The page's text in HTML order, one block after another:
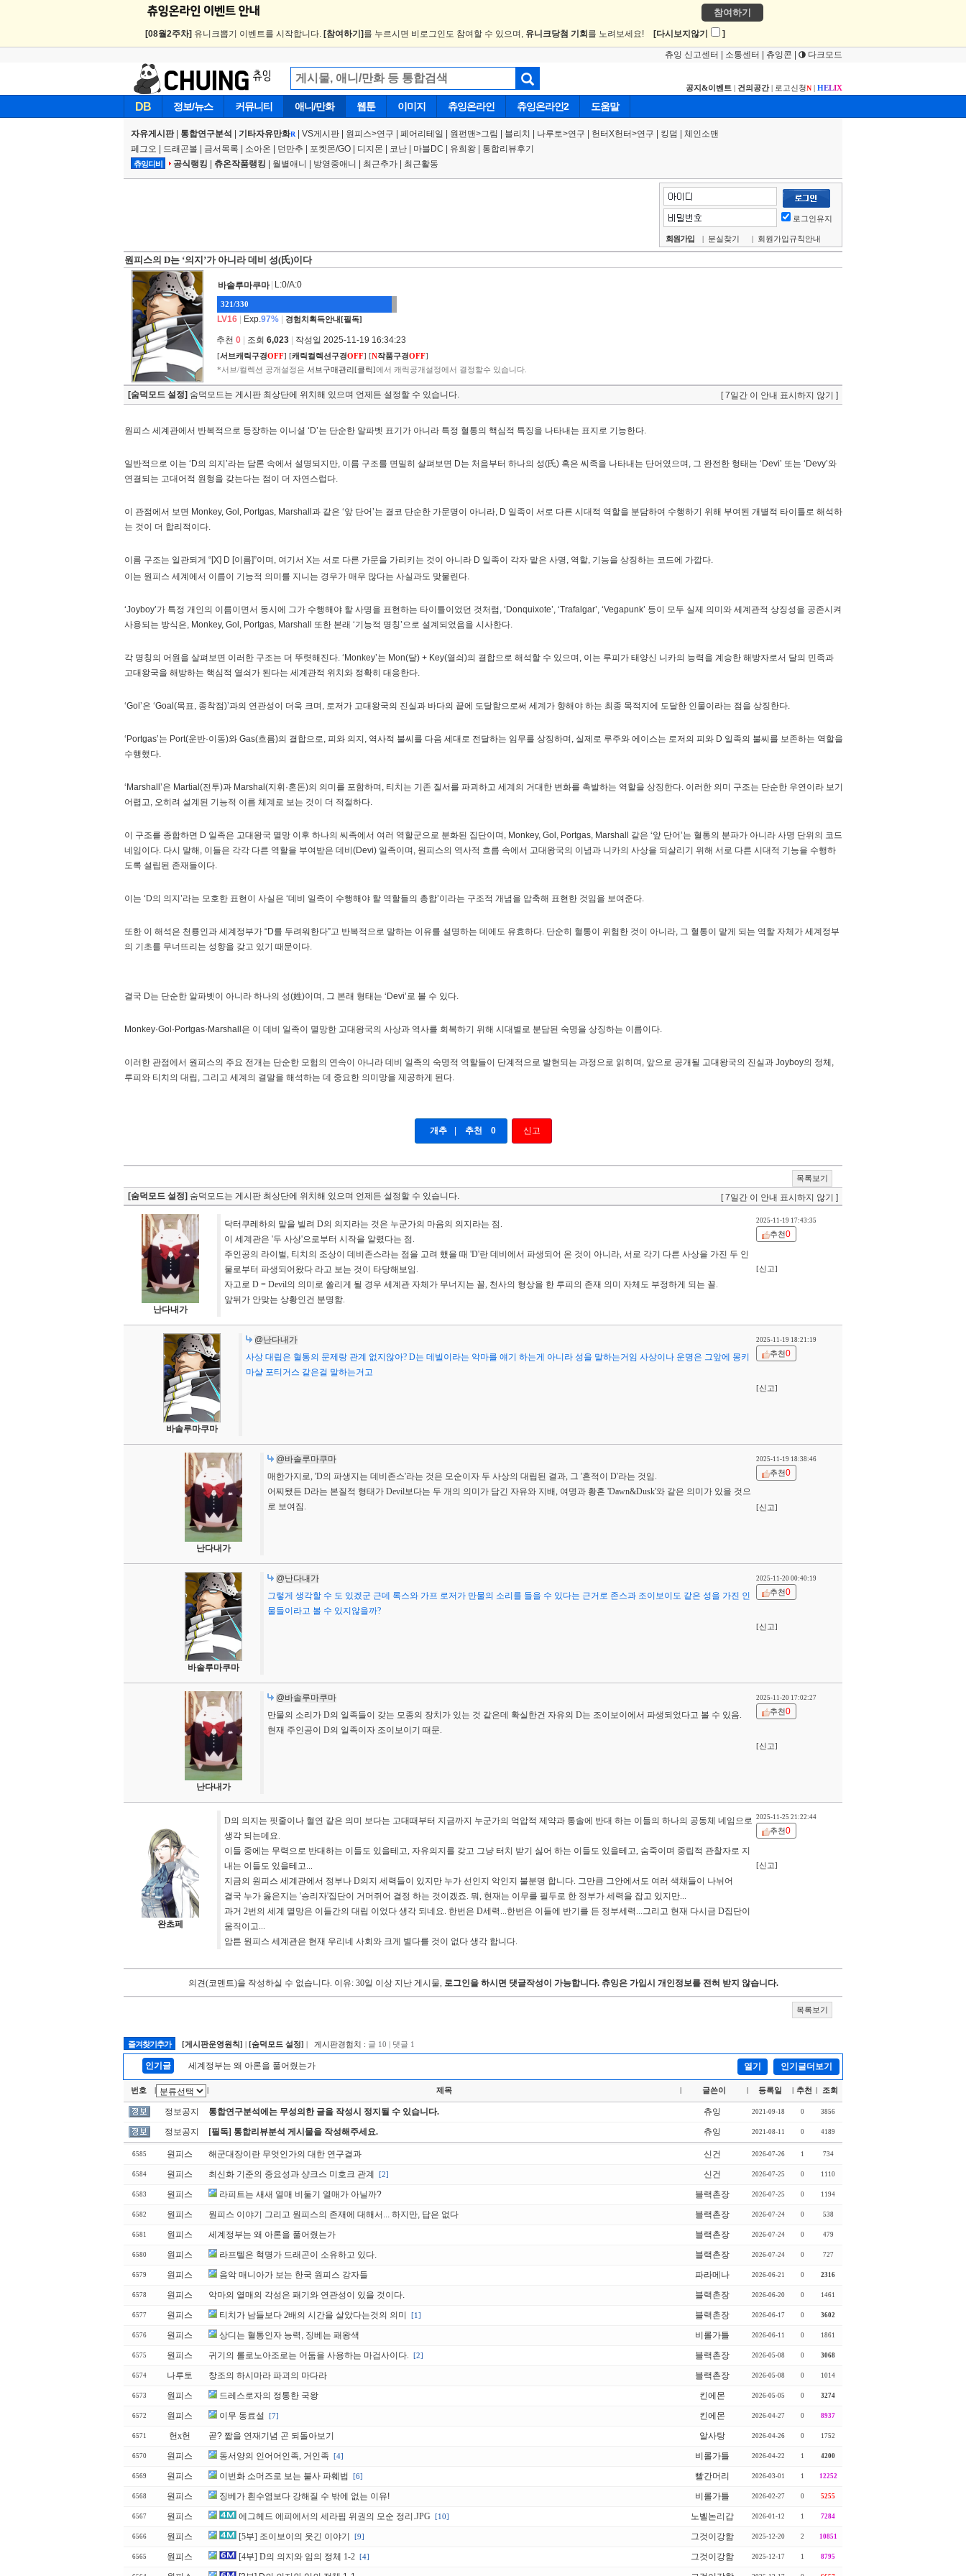
참여하기
[08월2주차] 유니크뽑기 이벤트를 시작합니다. [참여하기] 를 누르시면 비로그인도 참여할 수 있으며, 유니크당첨 기회 를 노려보세요! [다시보지않기 ]
츄잉 신고센터 소통센터 츄잉콘 다크모드
공지&이벤트 | 건의공간| 로고신청N | HELIX
DB 정보/뉴스 커뮤니티 애니/만화 웹툰 이미지 츄잉온라인 츄잉온라인2 도움말
자유게시판| 통합연구분석 기타자유만화R| VS게시판 원피스>연구 페어리테일 | 원펀맨>그림 블리치 나루토>연구 헌터X헌터>연구 킹덤
체인소맨
페그오
드래곤볼 금서목록 소아온 던만추 포켓몬/GO 디지몬 코난 마블DC 유희왕 통합리뷰후기
츄잉디비 공식랭킹 츄온작품랭킹 월별애니 방영중애니 최근추가 최근활동
로그인유지
회원가입 | 분실찾기 | 회원가입규칙안내
원피스의 D는 ‘의지’가 아니라 데비 성(氏)이다
바솔루마쿠마 L:0/A:0
321/330
LV16 Exp.97% 경험치획득안내[필독]
추천 0 조회 6,023 작성일 2025-11-19 16:34:23
[서브캐릭구경OFF] [캐릭컬렉션구경OFF] [N작품구경OFF]
*서브/컬렉션 공개설정은 서브구매관리[클릭]에서 캐릭공개설정에서 결정할수 있습니다.
[숨덕모드 설정] 숨덕모드는 게시판 최상단에 위치해 있으며 언제든 설정할 수 있습니다. [ 7일간 이 안내 표시하지 않기 ]
원피스 세계관에서 반복적으로 등장하는 이니셜 ‘D’는 단순한 알파벳 표기가 아니라 특정 혈통의 핵심적 특징을 나타내는 표지로 기능한다.
일반적으로 이는 ‘D의 의지’라는 담론 속에서 설명되지만, 이름 구조를 면밀히 살펴보면 D는 처음부터 하나의 성(氏) 혹은 씨족을 나타내는 단어였으며, 그 완전한 형태는 ‘Devi’ 또는 ‘Devy’와
연결되는 고대어적 원형을 갖는다는 점이 더 자연스럽다.
이 관점에서 보면 Monkey, Gol, Portgas, Marshall과 같은 ‘앞 단어’는 결코 단순한 가문명이 아니라, D 일족이 서로 다른 시대적 역할을 분담하여 수행하기 위해 부여된 개별적 타이틀로 해석하
는 것이 더 합리적이다.
이름 구조는 일관되게 “[X] D [이름]”이며, 여기서 X는 서로 다른 가문을 가리키는 것이 아니라 D 일족이 각자 맡은 사명, 역할, 기능을 상징하는 코드에 가깝다.
이는 원피스 세계에서 이름이 기능적 의미를 지니는 경우가 매우 많다는 사실과도 맞물린다.
‘Joyboy’가 특정 개인의 이름이면서 동시에 그가 수행해야 할 사명을 표현하는 타이틀이었던 것처럼, ‘Donquixote’, ‘Trafalgar’, ‘Vegapunk’ 등이 모두 실제 의미와 세계관적 상징성을 공존시켜
사용되는 방식은, Monkey, Gol, Portgas, Marshall 또한 본래 ‘기능적 명칭’으로 설계되었음을 시사한다.
각 명칭의 어원을 살펴보면 이러한 구조는 더 뚜렷해진다. ‘Monkey’는 Mon(달) + Key(열쇠)의 결합으로 해석할 수 있으며, 이는 루피가 태양신 니카의 능력을 계승한 해방자로서 달의 민족과
고대왕국을 해방하는 핵심적 열쇠가 된다는 세계관적 위치와 정확히 대응한다.
‘Gol’은 ‘Goal(목표, 종착점)’과의 연관성이 더욱 크며, 로저가 고대왕국의 진실과 바다의 끝에 도달함으로써 세계가 향해야 하는 최종 목적지에 도달한 인물이라는 점을 상징한다.
‘Portgas’는 Port(운반·이동)와 Gas(흐름)의 결합으로, 피와 의지, 역사적 불씨를 다음 세대로 전달하는 임무를 상징하며, 실제로 루주와 에이스는 로저의 피와 D 일족의 불씨를 보존하는 역할을
수행했다.
‘Marshall’은 Martial(전투)과 Marshal(지휘·혼돈)의 의미를 포함하며, 티치는 기존 질서를 파괴하고 세계의 거대한 변화를 촉발하는 역할을 상징한다. 이러한 의미 구조는 단순한 우연이라 보기
어렵고, 오히려 설계된 기능적 이름 체계로 보는 것이 더 적절하다.
이 구조를 종합하면 D 일족은 고대왕국 멸망 이후 하나의 씨족에서 여러 역할군으로 분화된 집단이며, Monkey, Gol, Portgas, Marshall 같은 ‘앞 단어’는 혈통의 분파가 아니라 사명 단위의 코드
네임이다. 다시 말해, 이들은 각각 다른 역할을 부여받은 데비(Devi) 일족이며, 원피스의 역사적 흐름 속에서 고대왕국의 이념과 니카의 사상을 되살리기 위해 서로 다른 시대적 기능을 수행하
도록 설립된 존재들이다.
이는 ‘D의 의지’라는 모호한 표현이 사실은 ‘데비 일족이 수행해야 할 역할들의 총합’이라는 구조적 개념을 압축해 표현한 것임을 보여준다.
또한 이 해석은 천룡인과 세계정부가 “D를 두려워한다”고 반복적으로 말하는 이유를 설명하는 데에도 유효하다. 단순히 혈통이 위험한 것이 아니라, 그 혈통이 맡게 되는 역할 자체가 세계정부
의 기초를 무너뜨리는 성향을 갖고 있기 때문이다.
결국 D는 단순한 알파벳이 아니라 하나의 성(姓)이며, 그 본래 형태는 ‘Devi’로 볼 수 있다.
Monkey·Gol·Portgas·Marshall은 이 데비 일족이 멸망한 고대왕국의 사상과 역사를 회복하기 위해 시대별로 분담된 숙명을 상징하는 이름이다.
이러한 관점에서 원피스의 주요 전개는 단순한 모험의 연속이 아니라 데비 일족의 숙명적 역할들이 단계적으로 발현되는 과정으로 읽히며, 앞으로 공개될 고대왕국의 진실과 Joyboy의 정체,
루피와 티치의 대립, 그리고 세계의 결말을 해석하는 데 중요한 의미망을 제공하게 된다.
개추 추천 0 신고
목록보기
[숨덕모드 설정] 숨덕모드는 게시판 최상단에 위치해 있으며 언제든 설정할 수 있습니다. [ 7일간 이 안내 표시하지 않기 ]
난다내가
닥터쿠레하의 말을 빌려 D의 의지라는 것은 누군가의 마음의 의지라는 점.
이 세계관은 '두 사상'으로부터 시작을 알렸다는 점.
주인공의 라이벌, 티치의 조상이 데비존스라는 점을 고려 했을 때 'D'란 데비에서 파생되어 온 것이 아니라, 서로 각기 다른 사상을 가진 두 인
물로부터 파생되어왔다 라고 보는 것이 타당해보임.
자고로 D = Devil의 의미로 쏠리게 될 경우 세계관 자체가 무너지는 꼴, 천사의 형상을 한 루피의 존재 의미 자체도 부정하게 되는 꼴.
앞뒤가 안맞는 상황인건 분명함.
2025-11-19 17:43:35
추천0
[신고]
바솔루마쿠마
@난다내가
사상 대립은 혈통의 문제랑 관계 없지않아? D는 데빌이라는 악마를 얘기 하는게 아니라 성을 말하는거임 사상이나 운명은 그앞에 몽키
마샬 포티거스 같은걸 말하는거고
2025-11-19 18:21:19
추천0
[신고]
난다내가
@바솔루마쿠마
매한가지로, 'D의 파생지는 데비존스'라는 것은 모순이자 두 사상의 대립된 결과, 그 '흔적이 D'라는 것임.
어찌됐든 D라는 본질적 형태가 Devil보다는 두 개의 의미가 담긴 자유와 지배, 여명과 황혼 'Dawn&Dusk'와 같은 의미가 있을 것으
로 보여짐.
2025-11-19 18:38:46
추천0
[신고]
바솔루마쿠마
@난다내가
그렇게 생각할 수 도 있겠군 근데 록스와 가프 로저가 만물의 소리를 들을 수 있다는 근거로 존스과 조이보이도 같은 성을 가진 인
물들이라고 볼 수 있지않을까?
2025-11-20 00:40:19
추천0
[신고]
난다내가
@바솔루마쿠마
만물의 소리가 D의 일족들이 갖는 모종의 장치가 있는 것 같은데 확실한건 자유의 D는 조이보이에서 파생되었다고 볼 수 있음.
현재 주인공이 D의 일족이자 조이보이기 때문.
2025-11-20 17:02:27
추천0
[신고]
완초페
D의 의지는 핏줄이나 혈연 같은 의미 보다는 고대때부터 지금까지 누군가의 억압적 제약과 통솔에 반대 하는 이들의 하나의 공동체 네임으로
생각 되는데요.
이들 중에는 무력으로 반대하는 이들도 있을테고, 자유의지를 갖고 그냥 터치 받기 싫어 하는 이들도 있을테고, 숨죽이며 중립적 관찰자로 지
내는 이들도 있을테고...
지금의 원피스 세계관에서 정부나 D의지 세력들이 있지만 누가 선인지 악인지 불분명 합니다. 그만큼 그안에서도 여러 색채들이 나뉘어
결국 누가 옳은지는 '승리자'집단이 거머쥐어 결정 하는 것이겠죠. 뭐, 현재는 이무를 필두로 한 정부가 세력을 잡고 있지만...
과거 2번의 세계 멸망은 이들간의 대립 이었다 생각 되네요. 한번은 D세력...한번은 이들에 반기를 든 정부세력...그리고 현재 다시금 D집단이
움직이고...
암튼 원피스 세계관은 현재 우리네 사회와 크게 별다를 것이 없다 생각 합니다.
2025-11-25 21:22:44
추천0
[신고]
의견(코멘트)을 작성하실 수 없습니다. 이유: 30일 이상 지난 게시물, 로그인을 하시면 댓글작성이 가능합니다. 츄잉은 가입시 개인정보를 전혀 받지 않습니다.
목록보기
즐겨찾기추가 [게시판운영원칙] | [숨덕모드 설정] | 게시판경험치 : 글 10 | 댓글 1
인기글 세계정부는 왜 아론을 풀어줬는가 열기 인기글더보기
번호 제목 글쓴이 등록일 추천 조회
정보공지 통합연구분석에는 무성의한 글을 작성시 정지될 수 있습니다. 츄잉 2021-09-18 0 3856
정보공지 [필독] 통합리뷰분석 게시물을 작성해주세요. 츄잉 2021-08-11 0 4189
6585 원피스 해군대장이란 무엇인가의 대한 연구결과 신건 2026-07-26 1 734
6584 원피스 최신화 기준의 중요성과 샹크스 미호크 관계 [2] 신건 2026-07-25 0 1110
6583 원피스 라피트는 새새 열매 비둘기 열매가 아닐까? 블랙촌장 2026-07-25 0 1194
6582 원피스 원피스 이야기 그리고 원피스의 존재에 대해서... 하지만, 답은 없다 블랙촌장 2026-07-24 0 538
6581 원피스 세계정부는 왜 아론을 풀어줬는가 블랙촌장 2026-07-24 0 479
6580 원피스 라프텔은 혁명가 드래곤이 소유하고 있다. 블랙촌장 2026-07-24 0 727
6579 원피스 음악 매니아가 보는 한국 원피스 강자들 파라메나 2026-06-21 0 2316
6578 원피스 악마의 열매의 각성은 패기와 연관성이 있을 것이다. 블랙촌장 2026-06-20 0 1461
6577 원피스 티치가 남들보다 2배의 시간을 살았다는것의 의미 [1] 블랙촌장 2026-06-17 0 3602
6576 원피스 상디는 혈통인자 능력, 징베는 패왕색 비롤가틀 2026-06-11 0 1861
6575 원피스 귀기의 롤로노아조로는 어둠을 사용하는 마검사이다. [2] 블랙촌장 2026-05-08 0 3068
6574 나루토 창조의 하시마라 파괴의 마다라 블랙촌장 2026-05-08 0 1014
6573 원피스 드레스로자의 정통한 국왕 킨에몬 2026-05-05 0 3274
6572 원피스 이무 동료설 [7] 킨에몬 2026-04-27 0 8937
6571 헌x헌 곧? 짧을 연재기념 곤 되돌아보기 알사탕 2026-04-26 0 1752
6570 원피스 동서양의 인어어인족, 거인족 [4] 비롤가틀 2026-04-22 1 4200
6569 원피스 이번화 소머즈로 보는 불사 파훼법 [6] 빨간머리 2026-03-01 1 12252
6568 원피스 징베가 흰수염보다 강해질 수 밖에 없는 이유! 비롤가틀 2026-02-27 0 5255
6567 원피스 에그헤드 에피에서의 세라핌 위권의 모순 정리.JPG [10] 노벨논리갑 2026-01-12 1 7284
6566 원피스 [5부] 조이보이의 웃긴 이야기 [9] 그것이강함 2025-12-20 2 10851
6565 원피스 [4부] D의 의지와 임의 정체 1-2 [4] 그것이강함 2025-12-17 1 8795